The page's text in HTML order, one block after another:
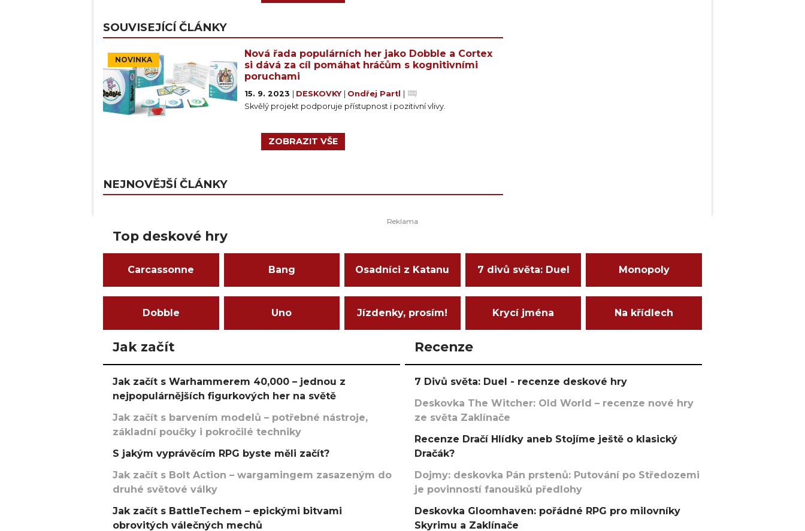
SOUVISEJÍCÍ ČLÁNKY
NOVINKA
Nová řada populárních her jako Dobble a Cortex
si dává za cíl pomáhat hráčům s kognitivními
poruchami
15. 9. 2023 | DESKOVKY | Ondřej Partl |
Skvělý projekt podporuje přístupnost i pozitivní vlivy.
ZOBRAZIT VŠE
NEJNOVĚJŠÍ ČLÁNKY
Top deskové hry
Carcassonne Bang Osadníci z Katanu 7 divů světa: Duel Monopoly
Dobble Uno Jízdenky, prosím! Krycí jména Na křídlech
Jak začít
Jak začít s Warhammerem 40,000 – jednou z
nejpopulárnějších figurkových her na světě
Jak začít s barvením modelů – potřebné nástroje,
základní poučky i pokročilé techniky
S jakým vyprávěcím RPG byste měli začít?
Jak začít s Bolt Action – wargamingem zasazeným do
druhé světové války
Jak začít s BattleTechem – epickými bitvami
obrovitých válečných mechů
Recenze
7 Divů světa: Duel - recenze deskové hry
Deskovka The Witcher: Old World – recenze nové hry
ze světa Zaklínače
Recenze Dračí Hlídky aneb Stojíme ještě o klasický
Dračák?
Dojmy: deskovka Pán prstenů: Putování po Středozemi
je povinností fanoušků předlohy
Deskovka Gloomhaven: pořádné RPG pro milovníky
Skyrimu a Zaklínače